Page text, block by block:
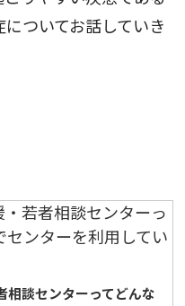
ついてお話していき
相談センターってどんな